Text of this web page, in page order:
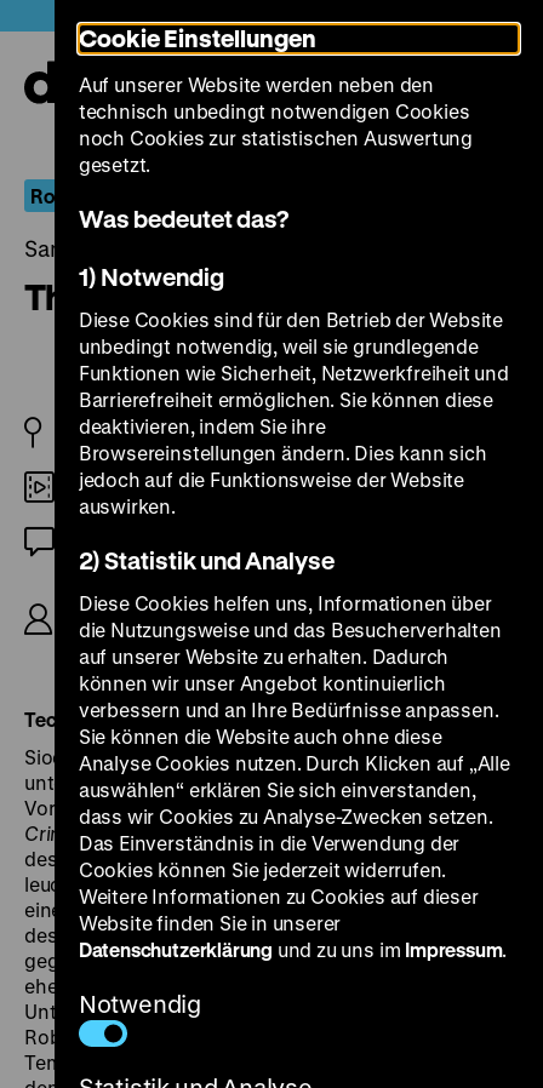
zum
Seiteninhalt
springen
Robert Siodmak
Samstag, 31. Mai 2014, 18.30 - 00.00 Uhr
The Crimson Pirate
USA 1952
35mm
R: Robert Siodmak, B: Roland Kibbee, K: Otto
Heller, D: Burt Lancaster, Nick Cravat, Eva Bartok,
Torin Thatcher, 104’
Technicolor, OF mit dän. UT
Siodmaks dritte Zusammenarbeit mit Burt Lancaster
unterscheidet sich völlig von den beiden
VorgängerfilmenThe Killers undCriss Cross . MitThe
Crimson Pirate
verlässt Siodmak die düsteren Welten
des Film Noir, denn die Welt des roten Korsaren
leuchtet in knallbuntem Technicolor. Die Story um
einen Piratenkapitän, der in der Karibik gegen Ende
des 18. Jahrhunderts in einen Unabhängigkeitskampf
gegen die britischen Besatzer hineingezogen wird, ist
eher nebensächlich.
Unterhaltungskinoat its best
Robert Siodmaks ist ein ununterbrochenes Furioso an
Temperament, Tempo und parodistischem Witz, bei
Cookie Einstellungen
Auf unserer Website werden neben den
technisch unbedingt notwendigen Cookies
noch Cookies zur statistischen Auswertung
gesetzt.
Was bedeutet das?
1) Notwendig
Diese Cookies sind für den Betrieb der Website
unbedingt notwendig, weil sie grundlegende
Funktionen wie Sicherheit, Netzwerkfreiheit und
Barrierefreiheit ermöglichen. Sie können diese
deaktivieren, indem Sie ihre
Browsereinstellungen ändern. Dies kann sich
jedoch auf die Funktionsweise der Website
auswirken.
2) Statistik und Analyse
Diese Cookies helfen uns, Informationen über
die Nutzungsweise und das Besucherverhalten
auf unserer Website zu erhalten. Dadurch
können wir unser Angebot kontinuierlich
verbessern und an Ihre Bedürfnisse anpassen.
Sie können die Website auch ohne diese
Analyse Cookies nutzen. Durch Klicken auf „Alle
auswählen“ erklären Sie sich einverstanden,
dass wir Cookies zu Analyse-Zwecken setzen.
Das Einverständnis in die Verwendung der
Cookies können Sie jederzeit widerrufen.
Weitere Informationen zu Cookies auf dieser
Website finden Sie in unserer
Datenschutzerklärung und zu uns im Impressum.
Notwendig